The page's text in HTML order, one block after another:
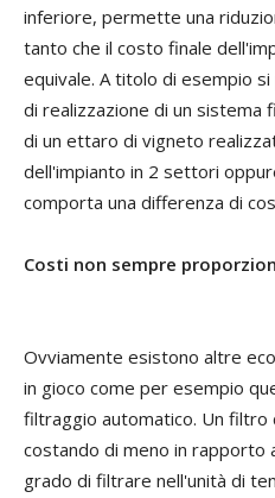
inferiore, permette una
tanto che il costo finale
equivale. A titolo di esempio
di realizzazione di un sistema
di un ettaro di vigneto
dell'impianto in 2 settori
comporta una differenza di
Costi non sempre
Ovviamente esistono altre
in gioco come per esempio
filtraggio automatico. Un filtro
costando di meno in rapporto
grado di filtrare nell'unità di